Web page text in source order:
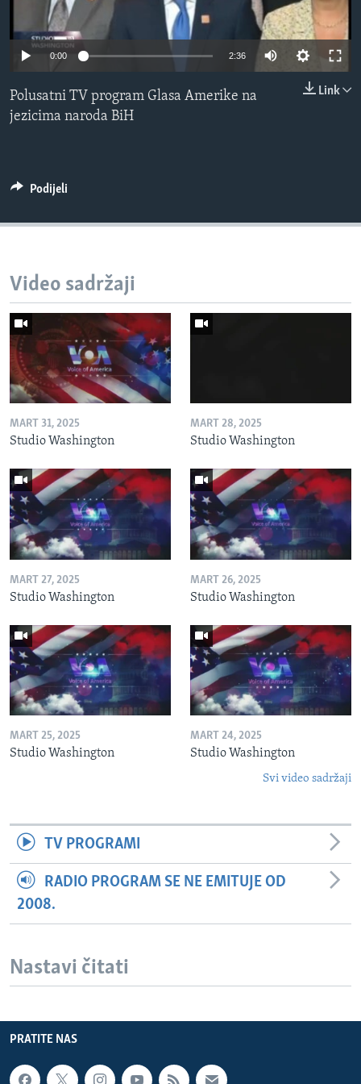
MAGAZIN
O GLASU AMERIKE
Learning English
0:00 2:36
Link
Polusatni TV program Glasa Amerike na
jezicima naroda BiH
Podijeli
Video sadržaji
MART 31, 2025
Studio Washington
MART 28, 2025
Studio Washington
MART 27, 2025
Studio Washington
MART 26, 2025
Studio Washington
MART 25, 2025
Studio Washington
MART 24, 2025
Studio Washington
Svi video sadržaji
TV PROGRAMI
RADIO PROGRAM SE NE EMITUJE OD
2008.
Nastavi čitati
PRATITE NAS